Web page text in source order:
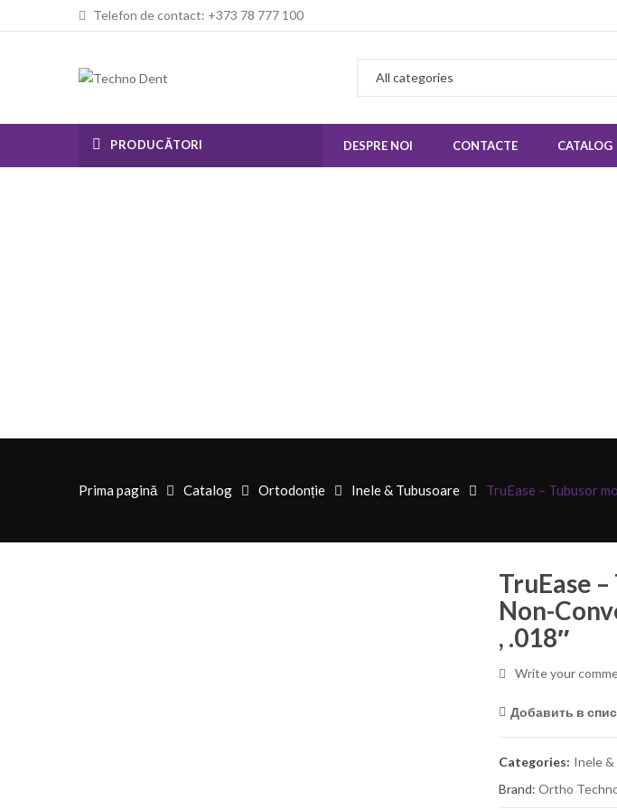
Telefon de contact: +373 78 777 100
PRODUCĂTORI DESPRE NOI CONTACTE CATALOG
Prima pagină Catalog Ortodonție Inele & Tubusoare TruEase – Tubusor
TruEase
Non-
, .018″
Write your
Добавить в
Categories: Inele
Brand: Ortho
Pantaloni medicali pentru bărbați